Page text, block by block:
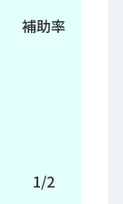
補助率
1/2